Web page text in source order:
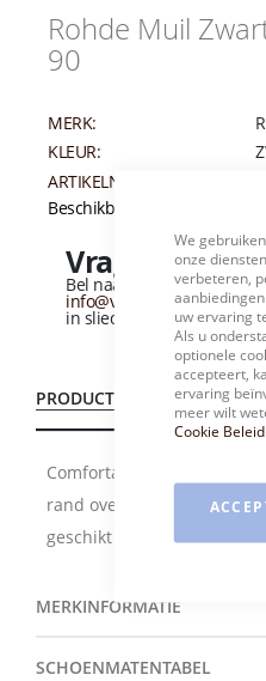
We
onze
verbeteren,
uw ervaring
Als u
optionele
accepteert,
ervaring
meer wilt
Cookie Beleid.
Rohde Muil
90
MERK:
KLEUR:
ARTIKELNUMMER:
Beschikbaarheid:
Vragen over
Bel naar +31 (0)184 - 412
in sliedrecht (Zie
PRODUCTBESCHRIJVING
Comfortabele muil in
rand over de wreef.Dit
geschikt voor de normale
MERKINFORMATIE
SCHOENMATENTABEL